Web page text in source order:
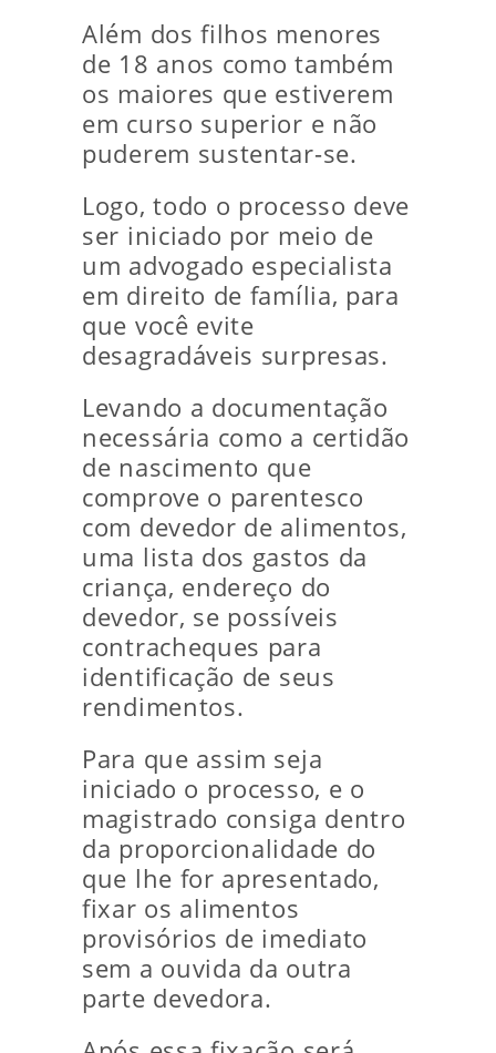
Além dos filhos menores
de 18 anos como também
os maiores que estiverem
em curso superior e não
puderem sustentar-se.
Logo, todo o processo deve
ser iniciado por meio de
um advogado especialista
em direito de família, para
que você evite
desagradáveis surpresas.
Levando a documentação
necessária como a certidão
de nascimento que
comprove o parentesco
com devedor de alimentos,
uma lista dos gastos da
criança, endereço do
devedor, se possíveis
contracheques para
identificação de seus
rendimentos.
Para que assim seja
iniciado o processo, e o
magistrado consiga dentro
da proporcionalidade do
que lhe for apresentado,
fixar os alimentos
provisórios de imediato
sem a ouvida da outra
parte devedora.